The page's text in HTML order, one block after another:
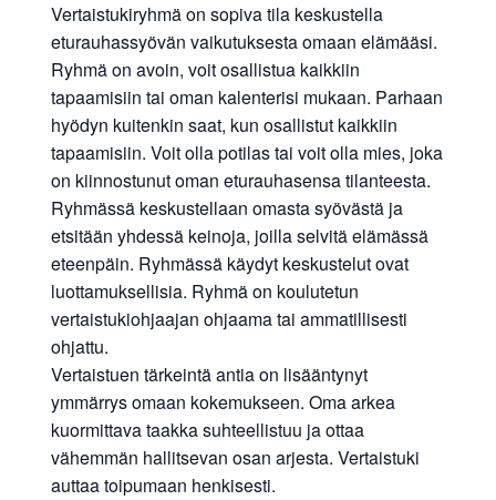
Vertaistukiryhmä on sopiva tila keskustella
eturauhassyövän vaikutuksesta omaan elämääsi.
Ryhmä on avoin, voit osallistua kaikkiin
tapaamisiin tai oman kalenterisi mukaan. Parhaan
hyödyn kuitenkin saat, kun osallistut kaikkiin
tapaamisiin. Voit olla potilas tai voit olla mies, joka
on kiinnostunut oman eturauhasensa tilanteesta.
Ryhmässä keskustellaan omasta syövästä ja
etsitään yhdessä keinoja, joilla selvitä elämässä
eteenpäin. Ryhmässä käydyt keskustelut ovat
luottamuksellisia. Ryhmä on koulutetun
vertaistukiohjaajan ohjaama tai ammatillisesti
ohjattu.
Vertaistuen tärkeintä antia on lisääntynyt
ymmärrys omaan kokemukseen. Oma arkea
kuormittava taakka suhteellistuu ja ottaa
vähemmän hallitsevan osan arjesta. Vertaistuki
auttaa toipumaan henkisesti.